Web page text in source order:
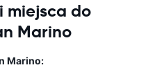
miejsca do
Marino
Marino: